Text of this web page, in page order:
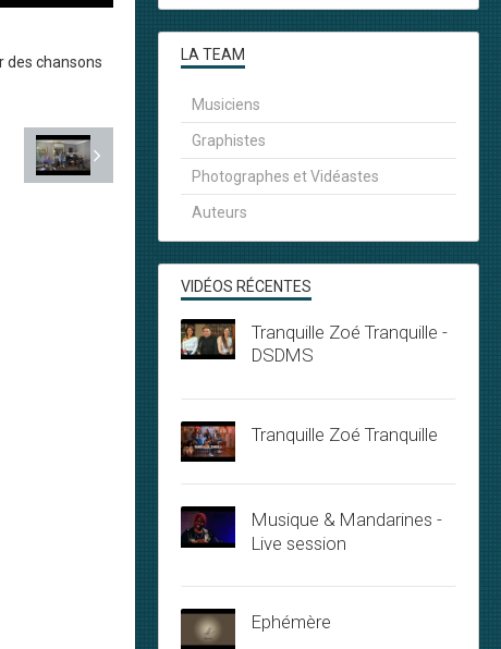
des chansons
LA TEAM
Musiciens
Graphistes
Photographes et Vidéastes
Auteurs
VIDÉOS RÉCENTES
Tranquille Zoé Tranquille -
DSDMS
Tranquille Zoé Tranquille
Musique & Mandarines -
Live session
Ephémère